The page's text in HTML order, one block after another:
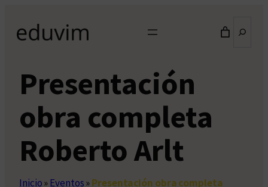
contenido
Presentación
obra completa
Roberto Arlt
Inicio» Eventos»Presentación obra completa